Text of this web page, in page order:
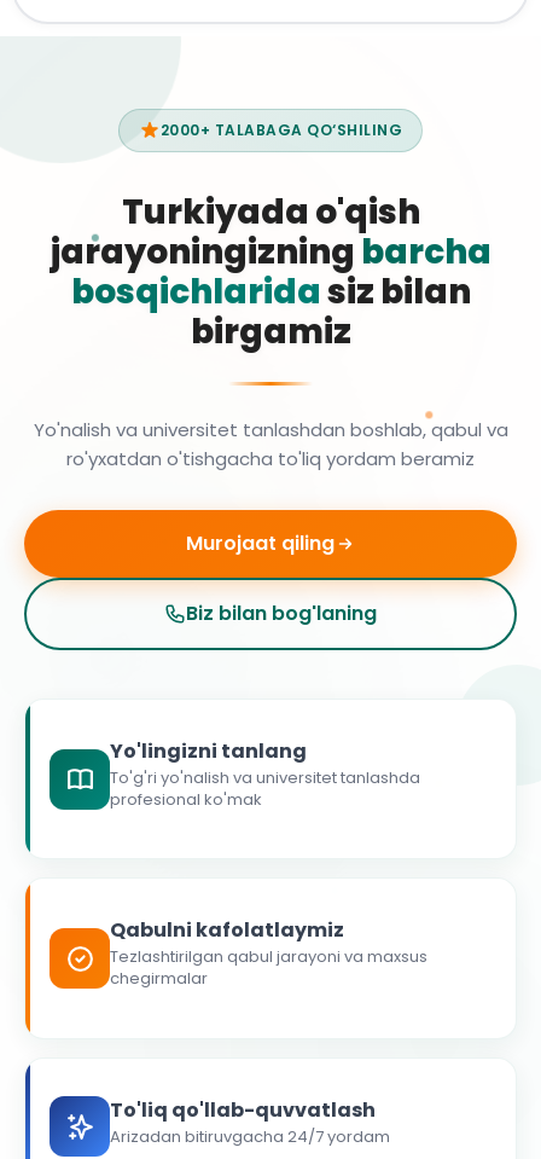
2000+ TALABAGA QO‘SHILING
Turkiyada o'qish
jarayoningizning barcha
bosqichlaridasiz bilan
birgamiz
Yo'nalish va universitet tanlashdan boshlab, qabul va
ro'yxatdan o'tishgacha to'liq yordam beramiz
Murojaat qiling
Biz bilan bog'laning
Yo'lingizni tanlang
To'g'ri yo'nalish va universitet tanlashda
profesional ko'mak
Qabulni kafolatlaymiz
Tezlashtirilgan qabul jarayoni va maxsus
chegirmalar
To'liq qo'llab-quvvatlash
Arizadan bitiruvgacha 24/7 yordam